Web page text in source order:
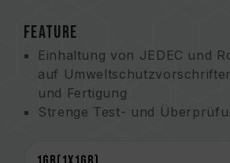
FEATURE
Einhaltung von JEDEC und
auf
und Fertigung
Strenge Test- und